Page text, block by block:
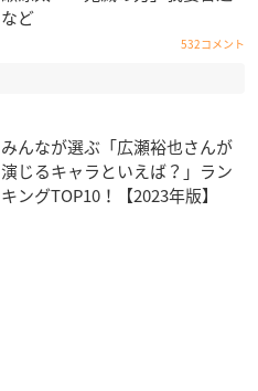
など
532コメント
みんなが選ぶ「広瀬裕也さんが
演じるキャラといえば？」ラン
キングTOP10！【2023年版】